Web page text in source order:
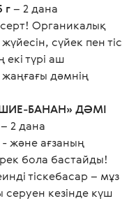
г– 2 дана
Органикалық
сүйек пен тіс
түрі аш
дәмнің
БАНАН» ДӘМІ
– 2 дана
- және ағзаның
бола бастайды!
тіскебасар – мұз
кезінде күш